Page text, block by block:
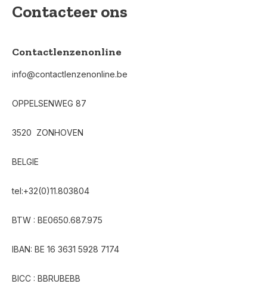
Contacteer ons
Contactlenzenonline
info@contactlenzenonline.be
OPPELSENWEG 87
3520 ZONHOVEN
BELGIE
tel:+32(0)11.803804
BTW : BE0650.687.975
IBAN: BE 16 3631 5928 7174
BICC : BBRUBEBB